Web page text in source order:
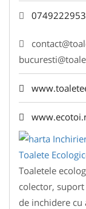
0749222953
Toaletele
colector,
de inchidere